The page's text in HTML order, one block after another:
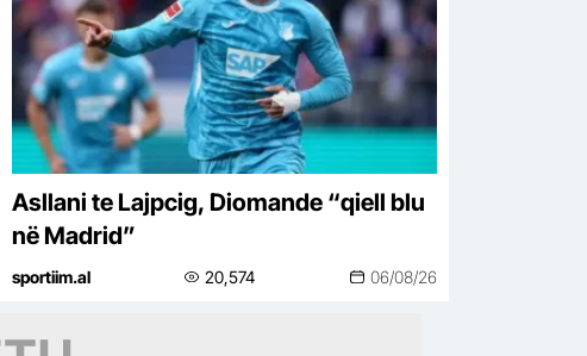
Asllani te Lajpcig, Diomande “qiell blu
në Madrid”
sportiim.al 20,574 06/08/26